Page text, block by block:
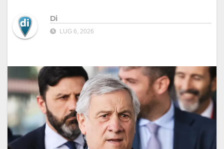
Di
LUG 6, 2026